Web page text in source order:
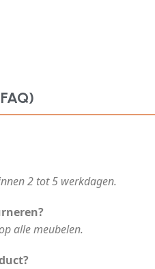
2 tot 5 werkdagen.
alle meubelen.